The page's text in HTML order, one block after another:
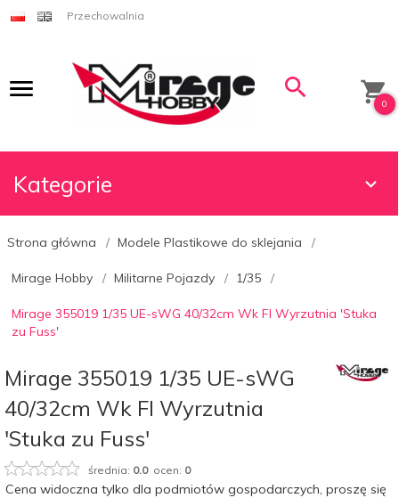
Przechowalnia
0
Kategorie
Strona główna Modele Plastikowe do sklejania
Mirage Hobby Militarne Pojazdy 1/35
Mirage 355019 1/35 UE-sWG 40/32cm Wk Fl Wyrzutnia 'Stuka
zu Fuss'
Mirage 355019 1/35 UE-sWG
40/32cm Wk Fl Wyrzutnia
'Stuka zu Fuss'
średnia: 0.0ocen: 0
Cena widoczna tylko dla podmiotów gospodarczych, proszę się